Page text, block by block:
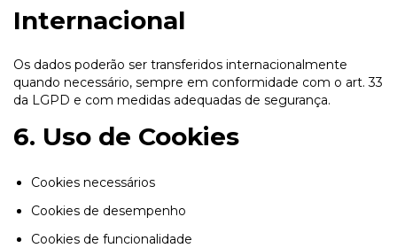
Internacional
Os dados poderão ser transferidos internacionalmente
quando necessário, sempre em conformidade com o art. 33
da LGPD e com medidas adequadas de segurança.
6. Uso de Cookies
Cookies necessários
Cookies de desempenho
Cookies de funcionalidade